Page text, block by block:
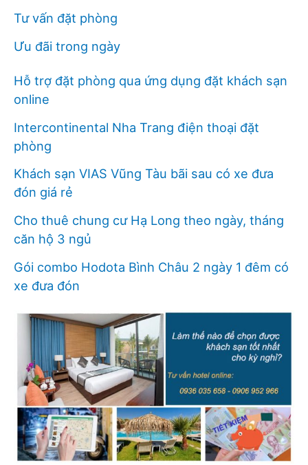
Tư vấn đặt phòng
Ưu đãi trong ngày
Hỗ trợ đặt phòng qua ứng dụng đặt khách sạn
online
Intercontinental Nha Trang điện thoại đặt
phòng
Khách sạn VIAS Vũng Tàu bãi sau có xe đưa
đón giá rẻ
Cho thuê chung cư Hạ Long theo ngày, tháng
căn hộ 3 ngủ
Gói combo Hodota Bình Châu 2 ngày 1 đêm có
xe đưa đón